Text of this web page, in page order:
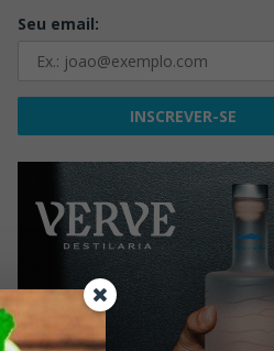
Seu email: